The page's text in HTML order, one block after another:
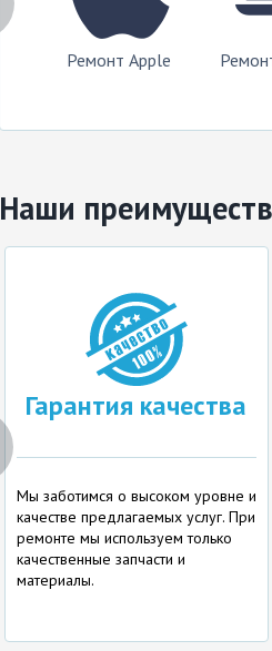
Ремонт Apple
Наши
Гарантия качества
Мы заботимся о высоком уровне и
качестве предлагаемых услуг. При
ремонте мы используем только
качественные запчасти и
материалы.